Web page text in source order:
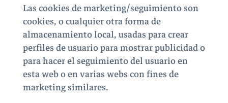
Las cookies de marketing/seguimiento son
cookies, o cualquier otra forma de
almacenamiento local, usadas para crear
perfiles de usuario para mostrar publicidad o
para hacer el seguimiento del usuario en
esta web o en varias webs con fines de
marketing similares.